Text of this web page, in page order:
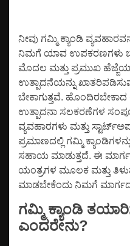
ನೀವು ಗಮ್ಮಿ ಕ್ಯಾಂಡಿ
ನಿಮಗೆ ಯಾವ ಉಪಕರಣಗಳು
ಮೊದಲ ಮತ್ತು ಪ್ರಮುಖ
ಉತ್ಪಾದನೆಯನ್ನು
ಬೇಕಾಗುತ್ತವೆ. ಹೊಂದಿರಬೇಕಾದ
ಉತ್ಪಾದನಾ ಸಲಕರಣೆಗಳ
ವ್ಯವಹಾರಗಳು ಮತ್ತು
ಪ್ರಮಾಣದಲ್ಲಿ ಗಮ್ಮಿ
ಸಹಾಯ ಮಾಡುತ್ತದೆ. ಈ
ಯಂತ್ರಗಳ ಮೂಲಕ ಮತ್ತು
ಮಾಡಬೇಕೆಂದು ನಿಮಗೆ
ಗಮ್ಮಿ ಕ್ಯಾಂಡಿ
ಎಂದರೇನು?